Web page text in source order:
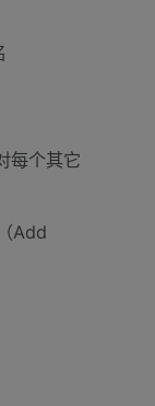
每个其它
Add